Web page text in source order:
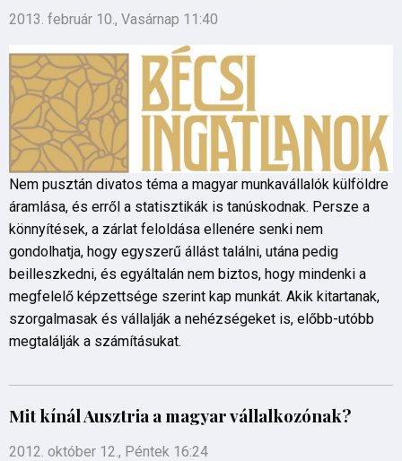
2013. február 10., Vasárnap 11:40
Nem pusztán divatos téma a magyar munkavállalók külföldre
áramlása, és erről a statisztikák is tanúskodnak. Persze a
könnyítések, a zárlat feloldása ellenére senki nem
gondolhatja, hogy egyszerű állást találni, utána pedig
beilleszkedni, és egyáltalán nem biztos, hogy mindenki a
megfelelő képzettsége szerint kap munkát. Akik kitartanak,
szorgalmasak és vállalják a nehézségeket is, előbb-utóbb
megtalálják a számításukat.
Mit kínál Ausztria a magyar vállalkozónak?
2012. október 12., Péntek 16:24